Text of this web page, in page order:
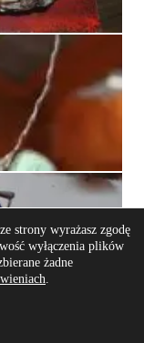
strony wyrażasz zgodę
wyłączenia plików
żadne
.